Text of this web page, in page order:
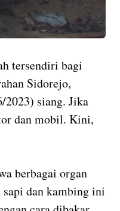
tersendiri bagi
Sidorejo,
2023) siang. Jika
dan mobil. Kini,
berbagai organ
dan kambing ini